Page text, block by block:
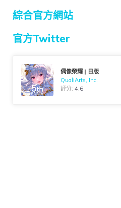
綜合官方網站
官方Twitter
偶像榮耀 | 日版
QualiArts, Inc.
評分:4.6